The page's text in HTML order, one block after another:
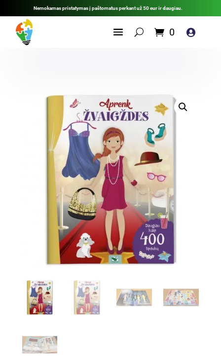
Nemokamas pristatymas į paštomatus perkant už 50 eur ir daugiau.
0 